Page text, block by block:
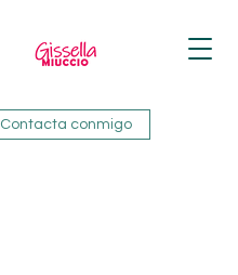
Contacta conmigo